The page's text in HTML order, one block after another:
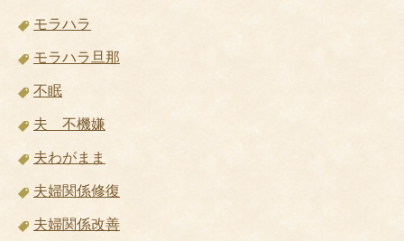
モラハラ
モラハラ旦那
不眠
夫 不機嫌
夫わがまま
夫婦関係修復
夫婦関係改善